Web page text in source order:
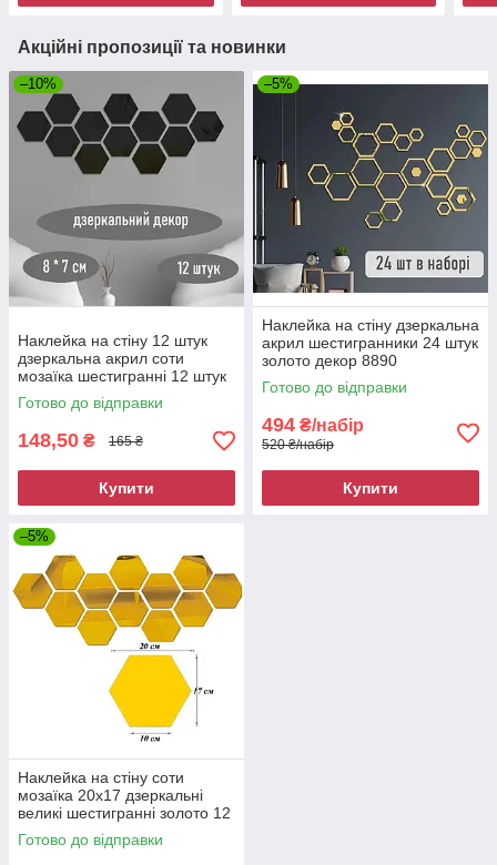
Акційні пропозиції та новинки
–10%
Наклейка на стіну 12 штук
дзеркальна акрил соти
мозаїка шестигранні 12 штук
8x 7 чорний декор 8903
Готово до відправки
148,50 ₴ 165 ₴
Купити
–5%
Наклейка на стіну дзеркальна
акрил шестигранники 24 штук
золото декор 8890
Готово до відправки
494 ₴/набір
520 ₴/набір
Купити
–5%
Наклейка на стіну соти
мозаїка 20x17 дзеркальні
великі шестигранні золото 12
штук 9027
Готово до відправки